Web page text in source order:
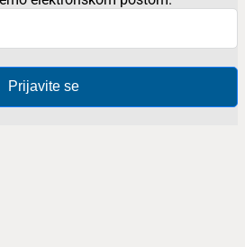
Prijavite se